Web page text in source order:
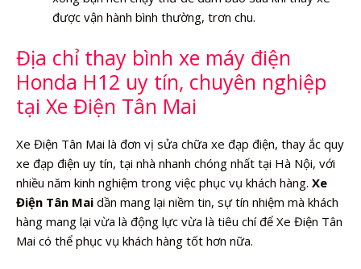
được vận hành bình thường, trơn chu.
Địa chỉ thay bình xe máy điện
Honda H12 uy tín, chuyên nghiệp
tại Xe Điện Tân Mai
Xe Điện Tân Mai là đơn vị sửa chữa xe đạp điện, thay ắc quy
xe đạp điện uy tín, tại nhà nhanh chóng nhất tại Hà Nội, với
nhiều năm kinh nghiệm trong việc phục vụ khách hàng. Xe
Điện Tân Mai dần mang lại niềm tin, sự tín nhiệm mà khách
hàng mang lại vừa là động lực vừa là tiêu chí để Xe Điện Tân
Mai có thể phục vụ khách hàng tốt hơn nữa.